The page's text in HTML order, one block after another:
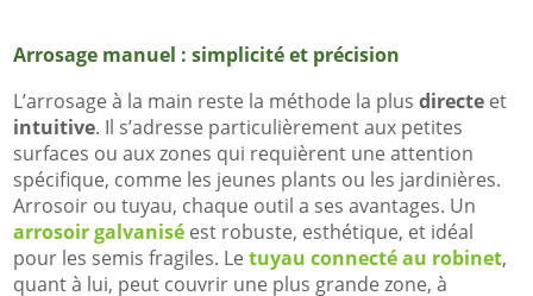
Arrosage manuel : simplicité et précision
L’arrosage à la main reste la méthode la plusdirecte et
intuitive. Il s’adresse particulièrement aux petites
surfaces ou aux zones qui requièrent une attention
spécifique, comme les jeunes plants ou les jardinières.
Arrosoir ou tuyau, chaque outil a ses avantages. Un
arrosoir galvanisé est robuste, esthétique, et idéal
pour les semis fragiles. Letuyau connecté au robinet,
quant à lui, peut couvrir une plus grande zone, à